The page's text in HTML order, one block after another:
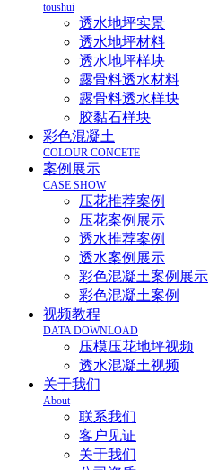
toushui
透水地坪实景
透水地坪材料
透水地坪样块
露骨料透水材料
露骨料透水样块
胶黏石样块
彩色混凝土
COLOUR CONCETE
案例展示
CASE SHOW
压花推荐案例
压花案例展示
透水推荐案例
透水案例展示
彩色混凝土案例展示
彩色混凝土案例
视频教程
DATA DOWNLOAD
压模压花地坪视频
透水混凝土视频
关于我们
About
联系我们
客户见证
关于我们